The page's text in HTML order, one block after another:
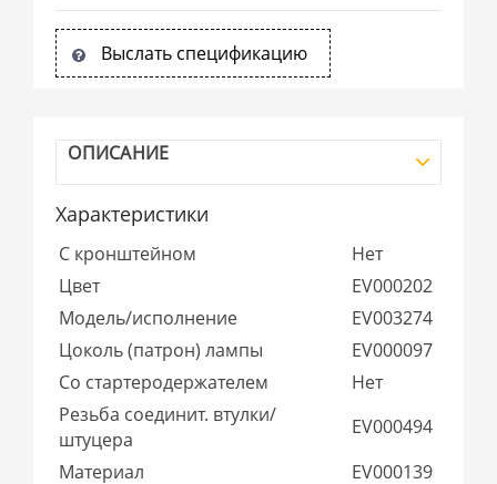
Выслать спецификацию
ОПИСАНИЕ
Характеристики
С кронштейном
Нет
Цвет
EV000202
Модель/исполнение
EV003274
Цоколь (патрон) лампы
EV000097
Со стартеродержателем
Нет
Резьба соединит. втулки/
штуцера
EV000494
Материал
EV000139